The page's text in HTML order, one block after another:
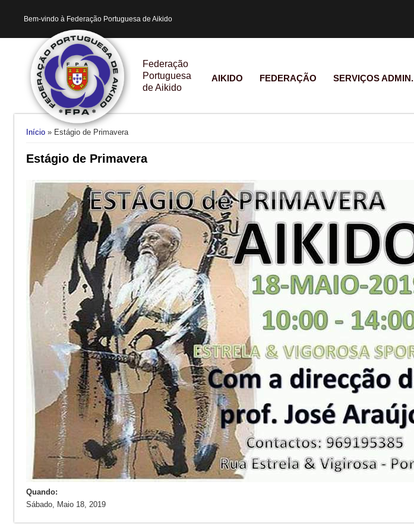
Bem-vindo à Federação Portuguesa de Aikido
Federação
Portuguesa
de Aikido
AIKIDO FEDERAÇÃO SERVIÇOS ADMIN.
Está aqui
Início» Estágio de Primavera
Estágio de Primavera
Quando:
Sábado, Maio 18, 2019